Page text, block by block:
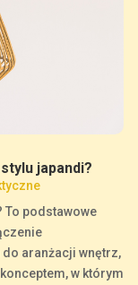
japandi?
To podstawowe
aranżacji wnętrz,
w którym